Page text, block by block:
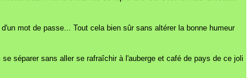
mot de passe... Tout cela bien sûr sans altérer la bonne humeur
séparer sans aller se rafraîchir à l'auberge et café de pays de ce joli